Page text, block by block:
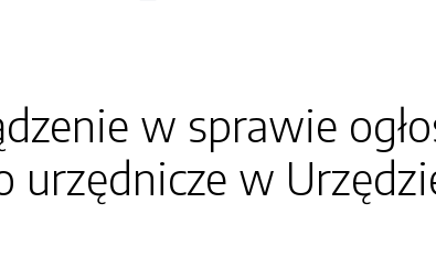
w sprawie
w